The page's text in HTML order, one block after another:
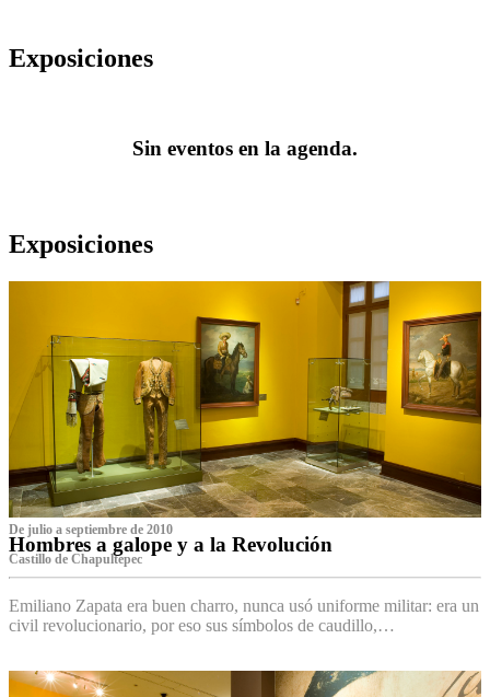
Exposiciones
Sin eventos en la agenda.
Exposiciones
De julio a septiembre de 2010
Hombres a galope y a la Revolución
Castillo de Chapultepec
Emiliano Zapata era buen charro, nunca usó uniforme militar: era un
civil revolucionario, por eso sus símbolos de caudillo,…